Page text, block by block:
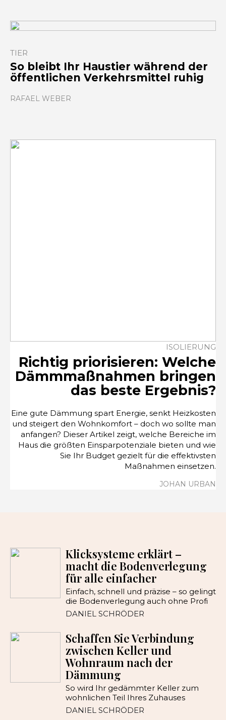
So bleibt Ihr Haustier während der
öffentlichen Verkehrsmittel ruhig
TIER
RAFAEL WEBER
Richtig priorisieren: Welche
Dämmmaßnahmen bringen
das beste Ergebnis?
ISOLIERUNG
Eine gute Dämmung spart Energie, senkt Heizkosten
und steigert den Wohnkomfort – doch wo sollte man
anfangen? Dieser Artikel zeigt, welche Bereiche im
Haus die größten Einsparpotenziale bieten und wie
Sie Ihr Budget gezielt für die effektivsten
Maßnahmen einsetzen.
JOHAN URBAN
Klicksysteme erklärt –
macht die Bodenverlegung
für alle einfacher
Einfach, schnell und präzise – so gelingt
die Bodenverlegung auch ohne Profi
DANIEL SCHRÖDER
Schaffen Sie Verbindung
zwischen Keller und
Wohnraum nach der
Dämmung
So wird Ihr gedämmter Keller zum
wohnlichen Teil Ihres Zuhauses
DANIEL SCHRÖDER